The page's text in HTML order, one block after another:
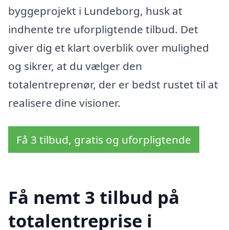
byggeprojekt i Lundeborg, husk at
indhente tre uforpligtende tilbud. Det
giver dig et klart overblik over mulighed
og sikrer, at du vælger den
totalentreprenør, der er bedst rustet til at
realisere dine visioner.
Få 3 tilbud, gratis og uforpligtende
Få nemt 3 tilbud på
totalentreprise i